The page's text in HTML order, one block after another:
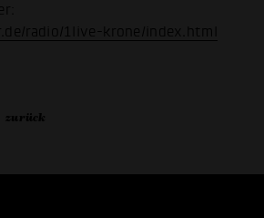
radio/1live-krone/index.html
zurück